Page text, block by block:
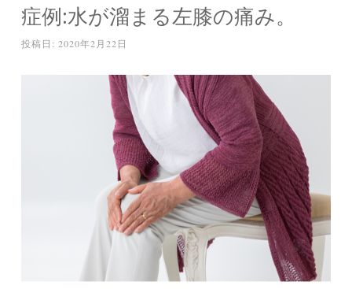
症例:水が溜まる左膝の痛み。
投稿日: 2020年2月22日